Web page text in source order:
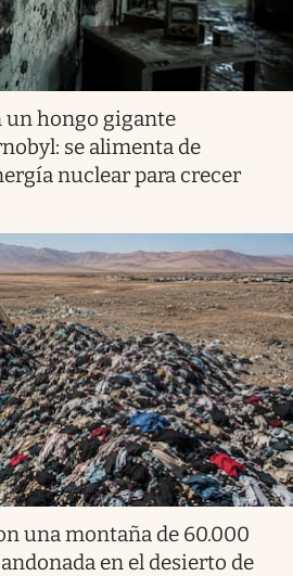
un hongo gigante
se alimenta de
nuclear para crecer
una montaña de 60.000
en el desierto de